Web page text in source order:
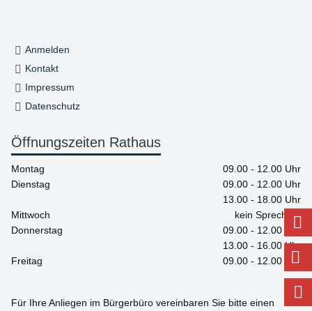
Anmelden
Kontakt
Impressum
Datenschutz
Öffnungszeiten Rathaus
Montag
09.00 - 12.00 Uhr
Dienstag
09.00 - 12.00 Uhr
13.00 - 18.00 Uhr
Mittwoch
kein Sprechtag
Donnerstag
09.00 - 12.00 Uhr
13.00 - 16.00 Uhr
Freitag
09.00 - 12.00 Uhr
Für Ihre Anliegen im Bürgerbüro vereinbaren Sie bitte einen